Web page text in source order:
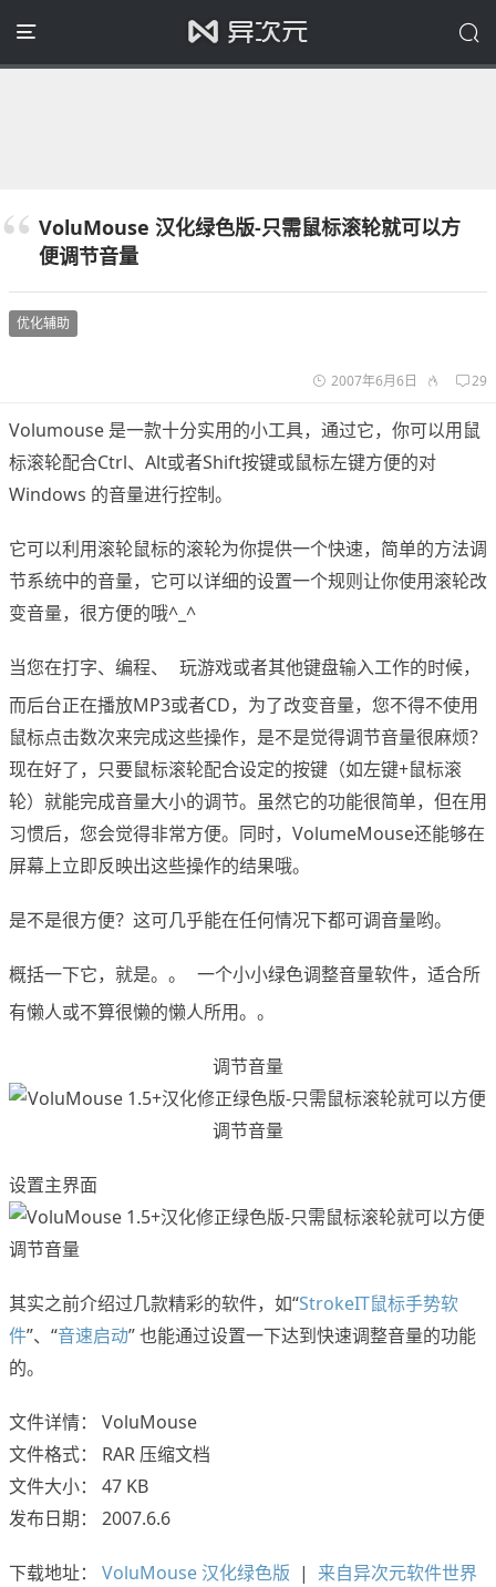
VoluMouse 汉化绿色版-只需鼠标滚轮就可以方
便调节音量
优化辅助
2007年6月6日 29
Volumouse 是一款十分实用的小工具，通过它，你可以用鼠
标滚轮配合Ctrl、Alt或者Shift按键或鼠标左键方便的对
Windows 的音量进行控制。
它可以利用滚轮鼠标的滚轮为你提供一个快速，简单的方法调
节系统中的音量，它可以详细的设置一个规则让你使用滚轮改
变音量，很方便的哦^_^
当您在打字、编程、
玩游戏或者其他键盘输入工作的时候，
而后台正在播放MP3或者CD，为了改变音量，您不得不使用
鼠标点击数次来完成这些操作，是不是觉得调节音量很麻烦？
现在好了，只要鼠标滚轮配合设定的按键（如左键+鼠标滚
轮）就能完成音量大小的调节。虽然它的功能很简单，但在用
习惯后，您会觉得非常方便。同时，VolumeMouse还能够在
屏幕上立即反映出这些操作的结果哦。
是不是很方便？这可几乎能在任何情况下都可调音量哟。
概括一下它，就是。。
一个小小绿色调整音量软件，适合所
有懒人或不算很懒的懒人所用。。
调节音量
设置主界面
其实之前介绍过几款精彩的软件，如“StrokeIT鼠标手势软
件”、“音速启动” 也能通过设置一下达到快速调整音量的功能
的。
文件详情： VoluMouse
文件格式： RAR 压缩文档
文件大小： 47 KB
发布日期： 2007.6.6
下载地址： VoluMouse 汉化绿色版 | 来自异次元软件世界